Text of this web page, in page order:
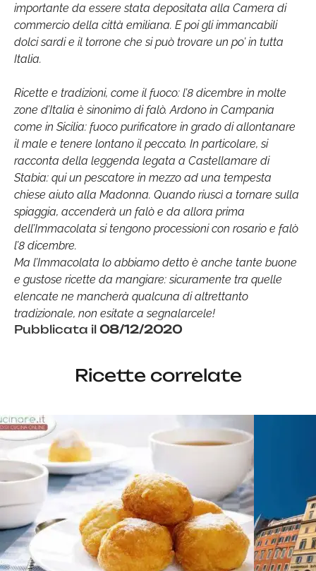
importante da essere stata depositata alla Camera di
commercio della città emiliana. E poi gli immancabili
dolci sardi e il torrone che si può trovare un po’ in tutta
Italia.
Ricette e tradizioni, come il fuoco: l’8 dicembre in molte
zone d’Italia è sinonimo di falò. Ardono in Campania
come in Sicilia: fuoco purificatore in grado di allontanare
il male e tenere lontano il peccato. In particolare, si
racconta della leggenda legata a Castellamare di
Stabia: qui un pescatore in mezzo ad una tempesta
chiese aiuto alla Madonna. Quando riuscì a tornare sulla
spiaggia, accenderà un falò e da allora prima
dell’Immacolata si tengono processioni con rosario e falò
l’8 dicembre.
Ma l’Immacolata lo abbiamo detto è anche tante buone
e gustose ricette da mangiare: sicuramente tra quelle
elencate ne mancherà qualcuna di altrettanto
tradizionale, non esitate a segnalarcele!
Pubblicata il 08/12/2020
Ricette correlate